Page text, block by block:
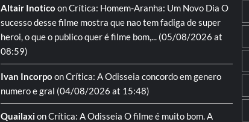
Altair Inotico onCrítica: Homem-Aranha: Um Novo Dia O
sucesso desse filme mostra que nao tem fadiga de super
heroi, o que o publico quer é filme bom,... (05/08/2026 at
08:59)
Ivan Incorpo onCrítica: A Odisseia concordo em genero
numero e gral (04/08/2026 at 15:48)
QuailaxionCrítica: A Odisseia O filme é muito bom. A